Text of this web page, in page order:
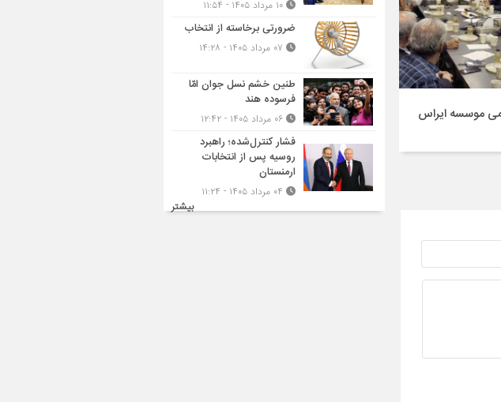
موسسه ایراس
ضرورتی برخاسته از انتخاب
طنین خشم نسل جوان امّا
فرسوده هند
فشار کنترل‌شده؛ راهبرد
روسیه پس از انتخابات
ارمنستان
بیشتر